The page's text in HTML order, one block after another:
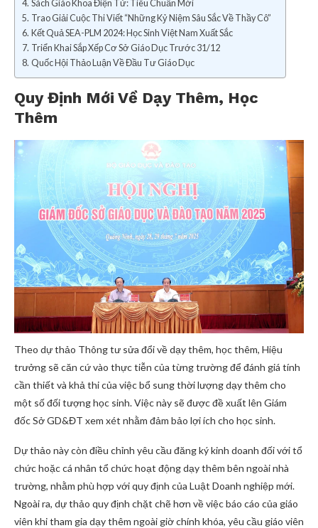
Sách Giáo Khoa Điện Tử: Tiêu Chuẩn Mới
Trao Giải Cuộc Thi Viết “Những Kỷ Niệm Sâu Sắc Về Thầy Cô”
Kết Quả SEA-PLM 2024: Học Sinh Việt Nam Xuất Sắc
Triển Khai Sắp Xếp Cơ Sở Giáo Dục Trước 31/12
Quốc Hội Thảo Luận Về Đầu Tư Giáo Dục
Quy Định Mới Về Dạy Thêm, Học
Thêm
Theo dự thảo Thông tư sửa đổi về dạy thêm, học thêm, Hiệu
trưởng sẽ căn cứ vào thực tiễn của từng trường để đánh giá tính
cần thiết và khả thi của việc bổ sung thời lượng dạy thêm cho
một số đối tượng học sinh. Việc này sẽ được đề xuất lên Giám
đốc Sở GD&ĐT xem xét nhằm đảm bảo lợi ích cho học sinh.
Dự thảo này còn điều chỉnh yêu cầu đăng ký kinh doanh đối với tổ
chức hoặc cá nhân tổ chức hoạt động dạy thêm bên ngoài nhà
trường, nhằm phù hợp với quy định của Luật Doanh nghiệp mới.
Ngoài ra, dự thảo quy định chặt chẽ hơn về việc báo cáo của giáo
viên khi tham gia dạy thêm ngoài giờ chính khóa, yêu cầu giáo viên